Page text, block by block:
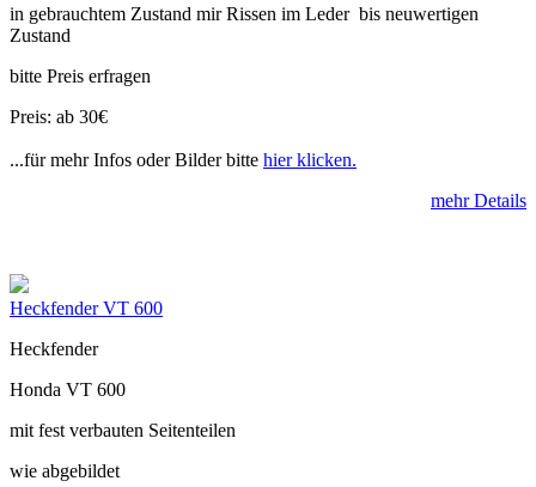
in gebrauchtem Zustand mir Rissen im Leder bis neuwertigen
Zustand
bitte Preis erfragen
Preis: ab 30€
...für mehr Infos oder Bilder bitte hier klicken.
mehr Details
Heckfender VT 600
Heckfender
Honda VT 600
mit fest verbauten Seitenteilen
wie abgebildet